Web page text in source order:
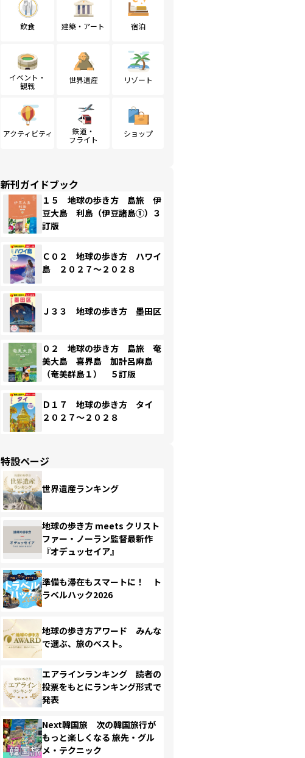
飲食 建築・アート 宿泊
イベント・
観戦
世界遺産 リゾート
アクティビティ
鉄道・
フライト
ショップ
新刊ガイドブック
１５ 地球の歩き方 島旅 伊
豆大島 利島（伊豆諸島①）３
訂版
Ｃ０２ 地球の歩き方 ハワイ
島 ２０２７～２０２８
Ｊ３３ 地球の歩き方 墨田区
０２ 地球の歩き方 島旅 奄
美大島 喜界島 加計呂麻島
（奄美群島１） ５訂版
Ｄ１７ 地球の歩き方 タイ
２０２７～２０２８
特設ページ
世界遺産ランキング
地球の歩き方 meets クリスト
ファー・ノーラン監督最新作
『オデュッセイア』
準備も滞在もスマートに！ ト
ラベルハック2026
地球の歩き方アワード みんな
で選ぶ、旅のベスト。
エアラインランキング 読者の
投票をもとにランキング形式で
発表
Next韓国旅 次の韓国旅行が
もっと楽しくなる 旅先・グル
メ・テクニック